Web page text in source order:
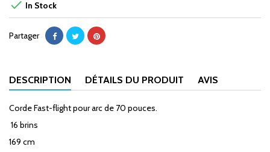
 In Stock
Partager
DESCRIPTION DÉTAILS DU PRODUIT AVIS
Corde Fast-flight pour arc de 70 pouces.
16 brins
169 cm